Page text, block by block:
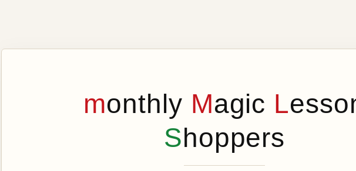
monthly Magic L
Shoppers